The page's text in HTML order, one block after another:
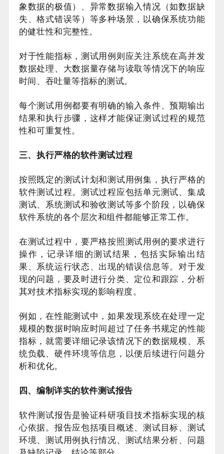
象数据的极值）、异常数据输入情况（如数据缺
失、格式错误等）等多种场景，以确保系统功能
的健壮性和完整性。
对于性能指标，测试用例则应关注系统在高并发
数据处理、大数据量存储与读取等情况下的响应
时间、吞吐量等指标的测试。
每个测试用例都要有明确的输入条件、预期输出
结果和执行步骤，这样才能保证测试过程的规范
性和可重复性。
三、执行严格的软件测试过程
按照既定的测试计划和测试用例集，执行严格的
软件测试过程。测试过程应包括单元测试、集成
测试、系统测试和验收测试等多个阶段，以确保
软件系统的各个层次和组件都能够正常工作。
在测试过程中，要严格按照测试用例的要求进行
操作，记录详细的测试结果，包括实际输出结
果、系统运行状态、出现的错误信息等。对于发
现的问题，要及时进行分类、定位和跟踪，分析
其对技术指标实现的影响程度。
例如，在性能测试中，如果发现系统在处理一定
规模的数据时响应时间超过了任务书规定的性能
指标，就需要详细记录该情况下的数据规模、系
统负载、硬件环境等信息，以便后续进行问题分
析和优化。
四、编制详实的软件测试报告
软件测试报告是验证科研项目技术指标实现的核
心依据。报告应包括项目概述、测试目标、测试
环境、测试用例执行情况、测试结果分析、问题